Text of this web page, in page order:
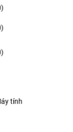
tính